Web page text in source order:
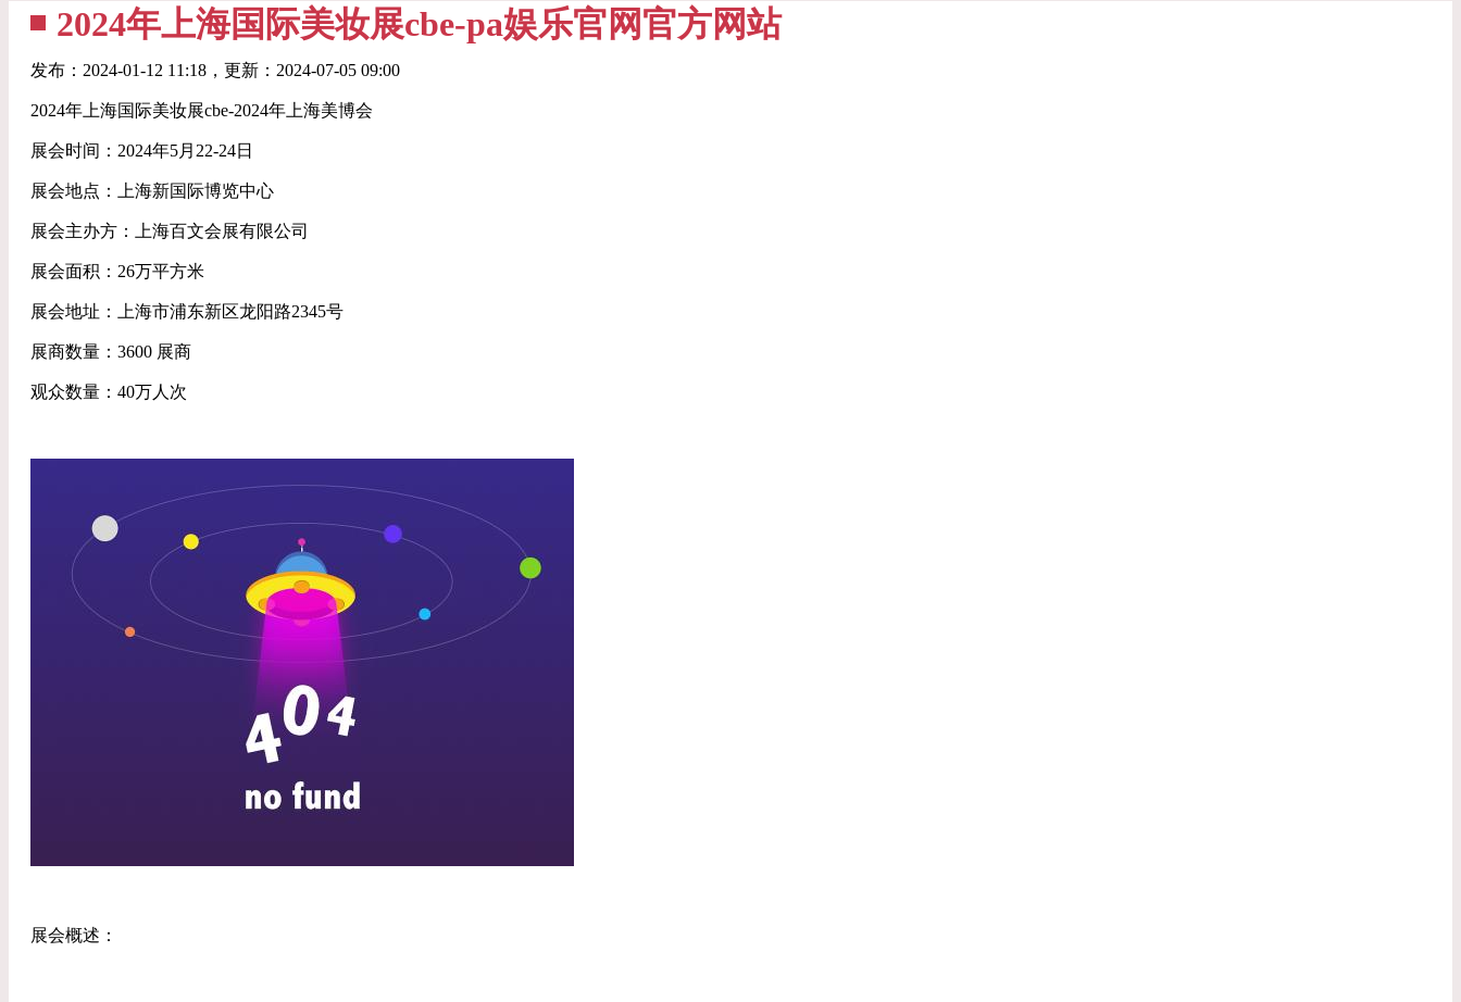
2024年上海国际美妆展cbe-pa娱乐官网官方网站
发布： 2024-01-12 11:18 ，更新： 2024-07-05 09:00
2024年上海国际美妆展cbe-2024年上海美博会
展会时间：2024年5月22-24日
展会地点：上海新国际博览中心
展会主办方：上海百文会展有限公司
展会面积：26万平方米
展会地址：上海市浦东新区龙阳路2345号
展商数量：3600 展商
观众数量：40万人次
展会概述：